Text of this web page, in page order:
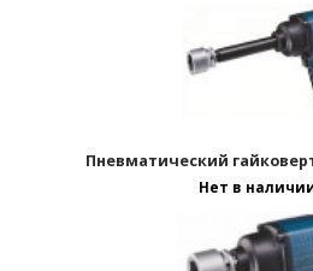
Пневматический гайковерт
Нет в